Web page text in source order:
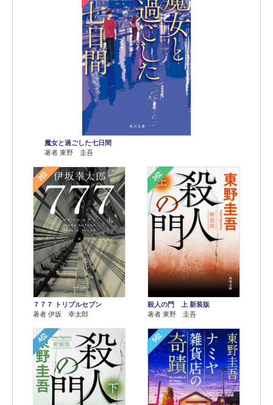
魔女と過ごした七日間
著者 東野 圭吾
2位
７７７ トリプルセブン
著者 伊坂 幸太郎
3位
殺人の門 上 新装版
著者 東野 圭吾
4位 5位